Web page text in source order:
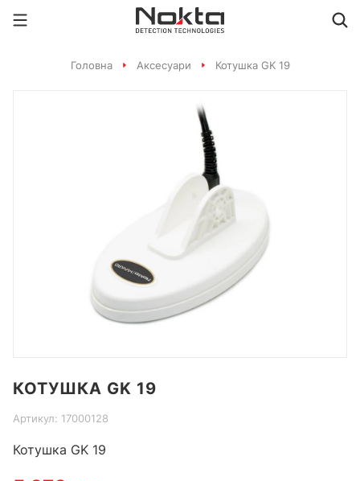
Головна Аксесуари Котушка GK 19
1
of
КОТУШКА GK 19
Артикул: 17000128
Котушка GK 19